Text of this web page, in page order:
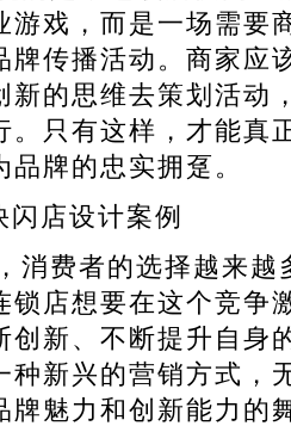
游戏，而是一场需要
牌传播活动。商家应
新的思维去策划活动
。只有这样，才能真
牌的忠实拥趸。
消费者的选择越来越
锁店想要在这个竞争
创新、不断提升自身
种新兴的营销方式，
牌魅力和创新能力的